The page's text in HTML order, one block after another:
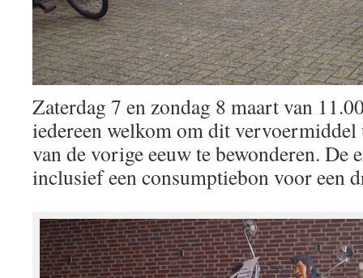
Zaterdag 7 en zondag 8 maart van
iedereen welkom om dit
van de vorige eeuw te bewonderen. De
inclusief een consumptiebon voor een